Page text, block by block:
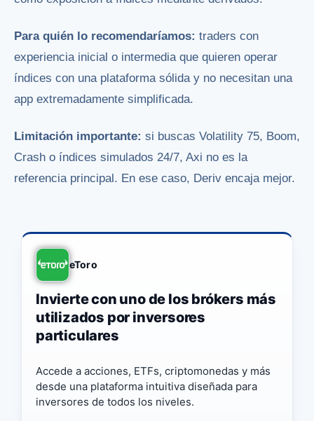
Para quién lo recomendaríamos: traders con
experiencia inicial o intermedia que quieren operar
índices con una plataforma sólida y no necesitan una
app extremadamente simplificada.
Limitación importante: si buscas Volatility 75, Boom,
Crash o índices simulados 24/7, Axi no es la
referencia principal. En ese caso, Deriv encaja mejor.
eToro
Invierte con uno de los brókers más
utilizados por inversores
particulares
Accede a acciones, ETFs, criptomonedas y más
desde una plataforma intuitiva diseñada para
inversores de todos los niveles.